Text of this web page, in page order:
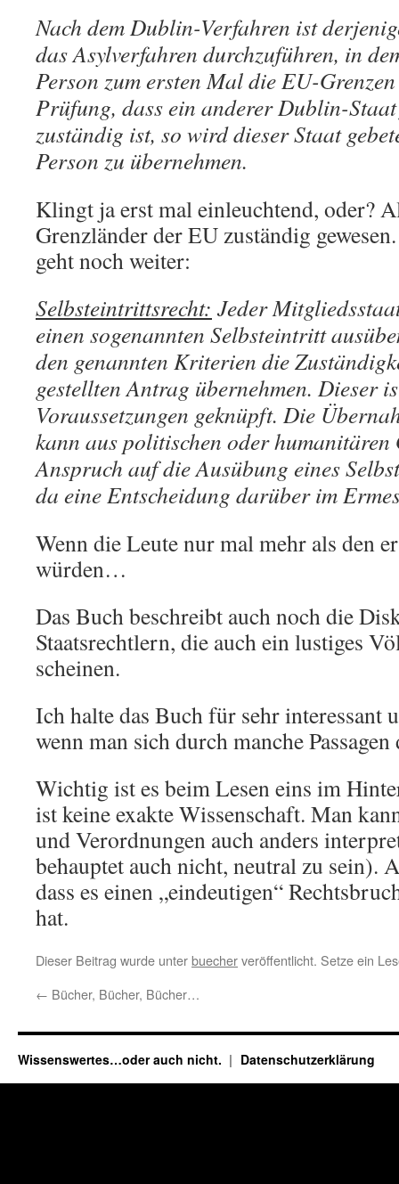
Nach dem Dublin-Verfahren ist
das Asylverfahren durchzuführen, in
Person zum ersten Mal die EU-
Prüfung, dass ein anderer Dublin-
zuständig ist, so wird dieser Staat
Person zu übernehmen.
Klingt ja erst mal einleuchtend, oder?
Grenzländer der EU zuständig
geht noch weiter:
Selbsteintrittsrecht: Jeder
einen sogenannten Selbsteintritt
den genannten Kriterien die
gestellten Antrag übernehmen. Dieser
Voraussetzungen geknüpft. Die
kann aus politischen oder
Anspruch auf die Ausübung eines
da eine Entscheidung darüber im
Wenn die Leute nur mal mehr als den
würden…
Das Buch beschreibt auch noch die
Staatsrechtlern, die auch ein lustiges
scheinen.
Ich halte das Buch für sehr interessant
wenn man sich durch manche
Wichtig ist es beim Lesen eins im
ist keine exakte Wissenschaft. Man
und Verordnungen auch anders
behauptet auch nicht, neutral zu sein).
dass es einen „eindeutigen“
hat.
Dieser Beitrag wurde unterbuecherveröffentlicht. Setze ein
← Bücher, Bücher, Bücher…
Wissenswertes…oder auch nicht. Datenschutzerklärung